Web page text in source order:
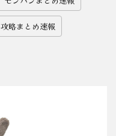
攻略まとめ速報